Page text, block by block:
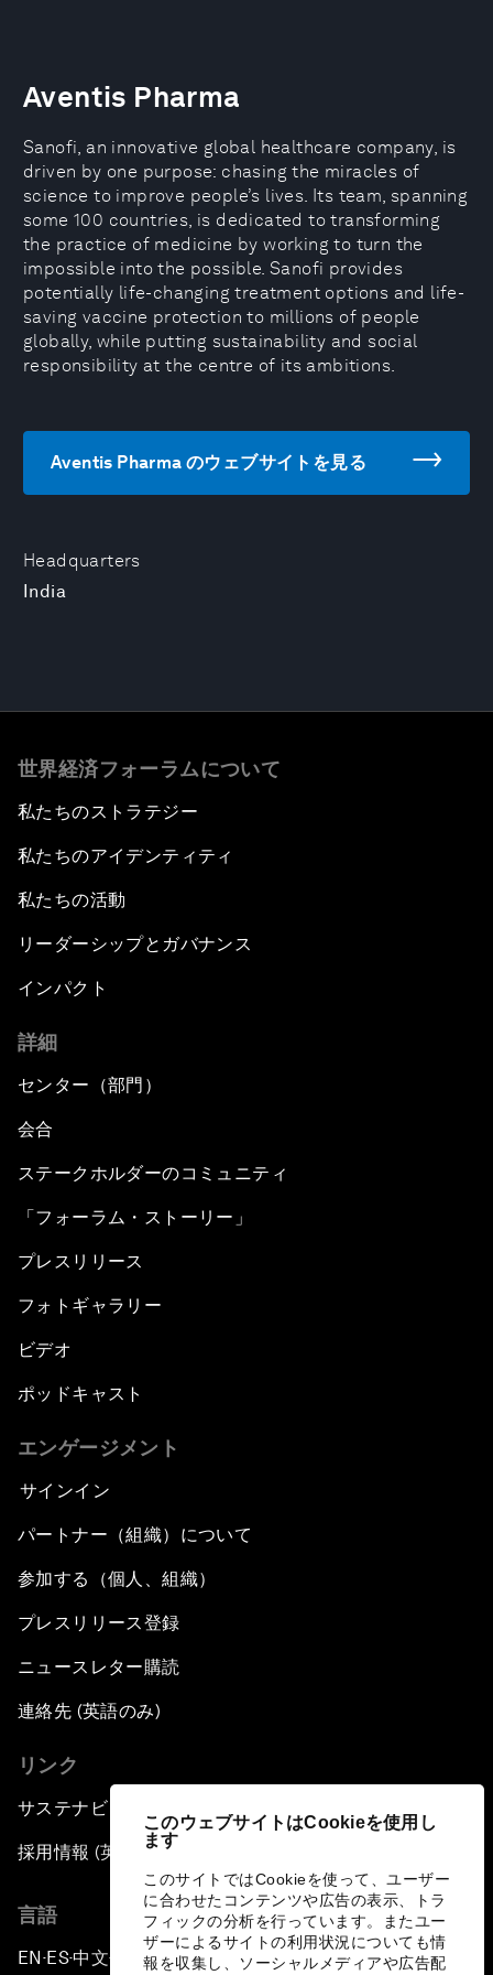
このウェブサイトはCookieを使用し
ます
このサイトではCookieを使って、ユーザー
に合わせたコンテンツや広告の表示、トラ
フィックの分析を行っています。またユー
ザーによるサイトの利用状況についても情
報を収集し、ソーシャルメディアや広告配
Headquarters
India
Aventis Pharma
Sanofi, an innovative global healthcare company, is
driven by one purpose: chasing the miracles of
science to improve people’s lives. Its team, spanning
some 100 countries, is dedicated to transforming
the practice of medicine by working to turn the
impossible into the possible. Sanofi provides
potentially life-changing treatment options and life-
saving vaccine protection to millions of people
globally, while putting sustainability and social
responsibility at the centre of its ambitions.
Aventis Pharma のウェブサイトを見る
世界経済フォーラムについて
私たちのストラテジー
私たちのアイデンティティ
私たちの活動
リーダーシップとガバナンス
インパクト
詳細
センター（部門）
会合
ステークホルダーのコミュニティ
「フォーラム・ストーリー」
プレスリリース
フォトギャラリー
ビデオ
ポッドキャスト
エンゲージメント
サインイン
パートナー（組織）について
参加する（個人、組織）
プレスリリース登録
ニュースレター購読
連絡先 (英語のみ)
リンク
サステナビリティへの取り組み
採用情報 (英語のみ)
言語
EN ▪ES▪中文▪ 日本語